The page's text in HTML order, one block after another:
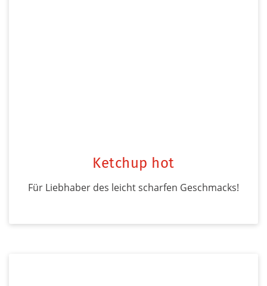
Ketchup hot
Für Liebhaber des leicht scharfen Geschmacks!